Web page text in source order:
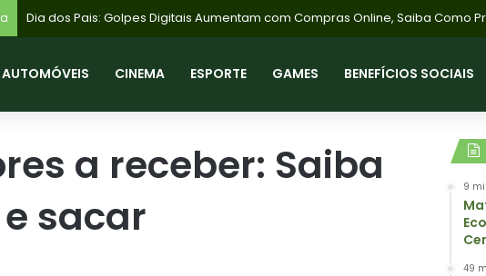
Inter explode no Pix: banco digital conquista 9% das transações e revoluciona
AUTOMÓVEIS CINEMA ESPORTE GAMES BENEFÍCIOS SOCIAIS
a receber: Saiba
sacar
9
49